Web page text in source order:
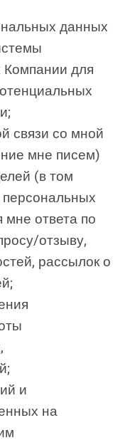
данных
для
связи со мной
мне писем)
(в том
ответа по
отзыву,
рассылок о
и
на